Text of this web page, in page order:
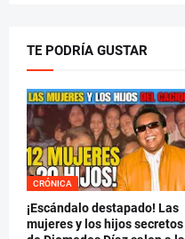
TE PODRÍA GUSTAR
CRÓNICA
¡Escándalo destapado! Las
mujeres y los hijos secretos